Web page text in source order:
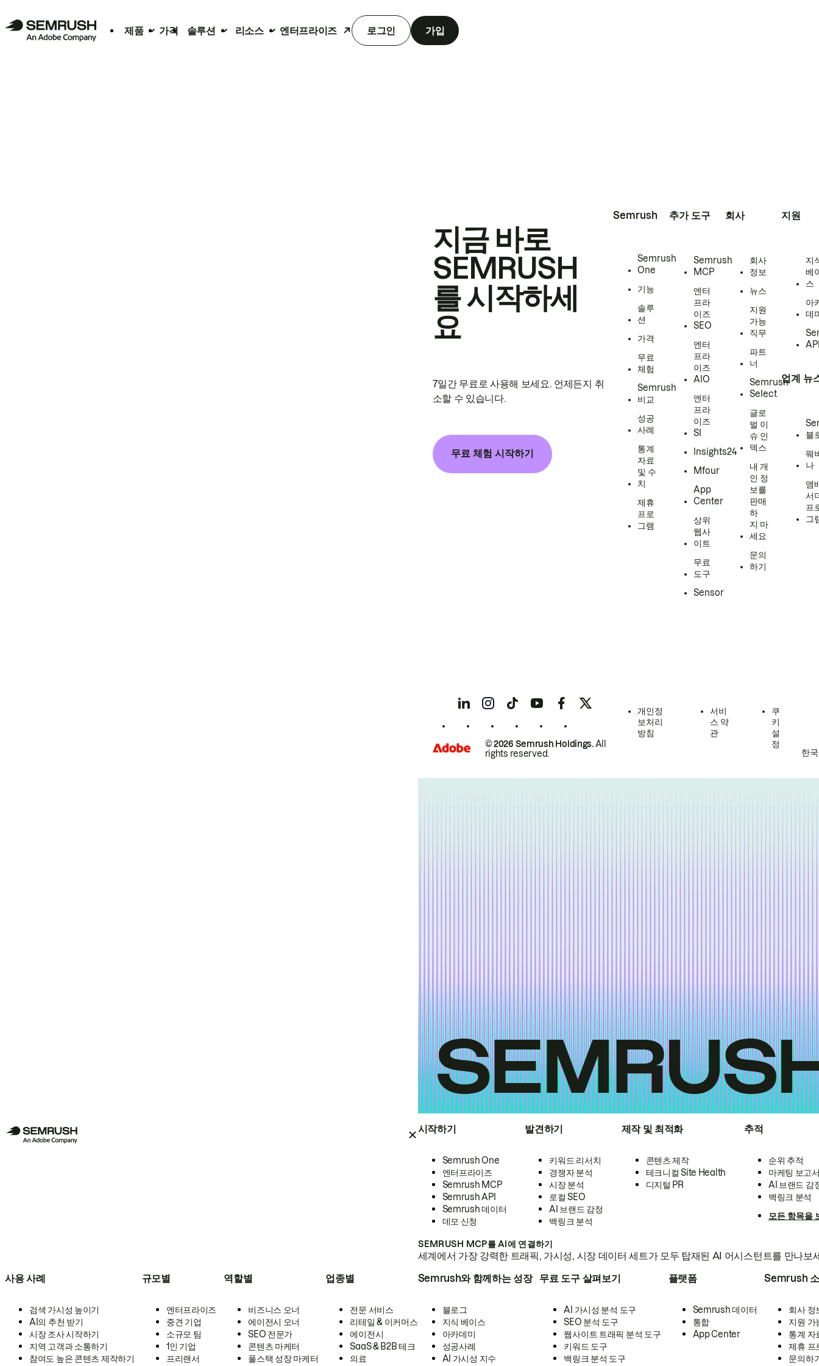
제품 가격 솔루션 리소스 엔터프라이즈 로그인 가입
시작하기
Semrush One
엔터프라이즈
Semrush MCP
Semrush API
Semrush 데이터
데모 신청
발견하기
키워드 리서치
경쟁자 분석
시장 분석
로컬 SEO
AI 브랜드 감정
백링크 분석
제작 및 최적화
콘텐츠 제작
테크니컬 Site Health
디지털 PR
추적
순위 추적
마케팅 보고
AI 브랜드 감
백링크 분석
모든 항목을
SEMRUSH MCP를 AI에 연결하기
세계에서 가장 강력한 트래픽, 가시성, 시장 데이터 세트가 모두 탑재된 AI 어시스턴트를 만나보
사용 사례
검색 가시성 높이기
AI의 추천 받기
시장 조사 시작하기
지역 고객과 소통하기
참여도 높은 콘텐츠 제작하기
규모별
엔터프라이즈
중견 기업
소규모 팀
1인 기업
프리랜서
역할별
비즈니스 오너
에이전시 오너
SEO 전문가
콘텐츠 마케터
풀스택 성장 마케터
업종별
전문 서비스
리테일 & 이커머스
에이전시
SaaS & B2B 테크
의료
Semrush와 함께하는 성장
블로그
지식 베이스
아카데미
성공사례
AI 가시성 지수
무료 도구 살펴보기
AI 가시성 분석 도구
SEO 분석 도구
웹사이트 트래픽 분석 도구
키워드 도구
백링크 분석 도구
플랫폼
Semrush 데이터
통합
App Center
Semrush
회사 정
지원 가
통계 자
제휴 프
문의하
지금 바로
SEMRUSH
를 시작하세
요
7일간 무료로 사용해 보세요. 언제든지 취
소할 수 있습니다.
무료 체험 시작하기
Semrush
Semrush
One
기능
솔루
션
가격
무료
체험
Semrush
비교
성공
사례
통계
자료
및 수
치
제휴
프로
그램
추가 도구
Semrush
MCP
엔터
프라
이즈
SEO
엔터
프라
이즈
AIO
엔터
프라
이즈
SI
Insights24
Mfour
App
Center
상위
웹사
이트
무료
도구
Sensor
회사
회사
정보
뉴스
지원
가능
직무
파트
너
Semrush
Select
글로
벌 이
슈 인
덱스
내 개
인 정
보를
판매
하
지 마
세요
문의
하기
지원
지
베
스
아
데
업계 뉴
블
웨
나
앰
서
프
그
© 2026 Semrush Holdings.All
rights reserved.
개인정
보처리
방침
서비
스 약
관
쿠
키
설
정
한